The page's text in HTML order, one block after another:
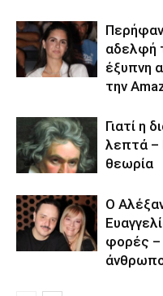
αδελφή
έξυπνη
την
Γιατί η
λεπτά –
θεωρία
Ο
φορές –